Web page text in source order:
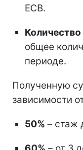
ЕСВ.
общее
периоде.
Полученную
зависимости
50% – стаж